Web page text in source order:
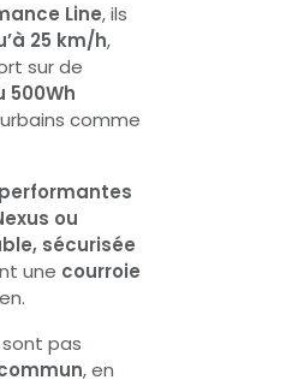
Line, ils
25 km/h,
sur de
500Wh
comme
ou
sécurisée
une courroie
pas
, en